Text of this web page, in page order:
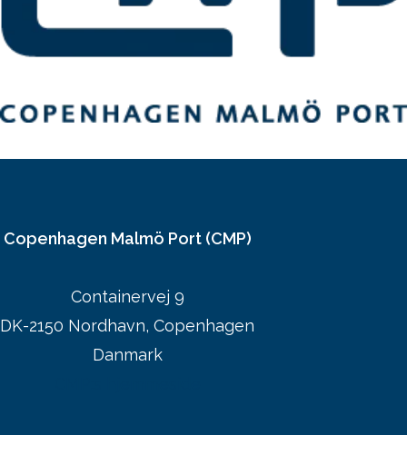
Copenhagen Malmö Port (CMP)
Containervej 9
DK-2150 Nordhavn, Copenhagen
Danmark